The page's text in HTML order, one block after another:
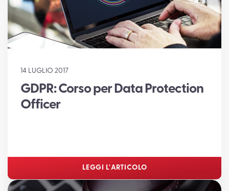
14 LUGLIO 2017
GDPR: Corso per Data Protection
Officer
LEGGI L'ARTICOLO